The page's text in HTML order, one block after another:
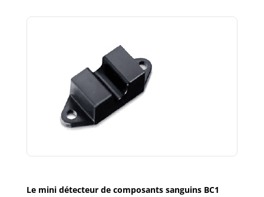
Le mini détecteur de composants sanguins BC1